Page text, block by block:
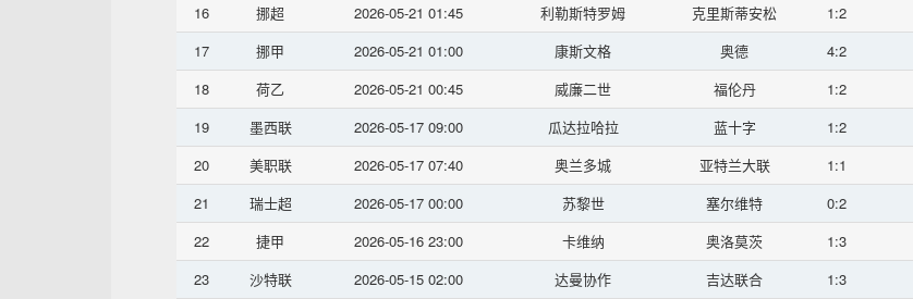
16
挪超 2026-05-21 01:45 利勒斯特罗姆 克里斯蒂安松 1:2
17
挪甲 2026-05-21 01:00 康斯文格 奥德 4:2
18
荷乙 2026-05-21 00:45 威廉二世 福伦丹 1:2
19
墨西联 2026-05-17 09:00 瓜达拉哈拉 蓝十字 1:2
20
美职联 2026-05-17 07:40 奥兰多城 亚特兰大联 1:1
21
瑞士超 2026-05-17 00:00 苏黎世 塞尔维特 0:2
22
捷甲 2026-05-16 23:00 卡维纳 奥洛莫茨 1:3
23
沙特联 2026-05-15 02:00 达曼协作 吉达联合 1:3